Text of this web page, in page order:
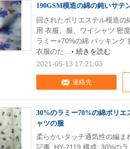
190GSM模造の綿の鈍いサテ
連絡先
回されたポリエステル模造
用 衣服、服、ワイシャツ 密
ラミー+70%の綿 パッキング
衣服のた...
続きを読む
2021-05-13 17:21:03
30%のラミー70%の綿ポリエ
ャツの服
柔らかいタッチ通気性の編ま
記事: HY-2119 構成: 30%の